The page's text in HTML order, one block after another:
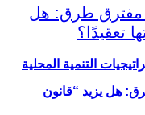
التنمية المحلية
هل يزيد “قانون